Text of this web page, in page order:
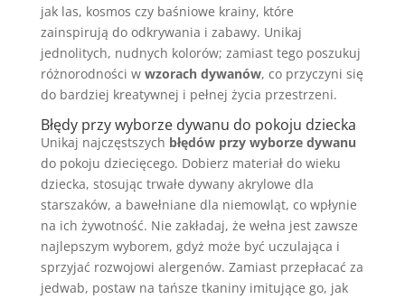
jak las, kosmos czy baśniowe krainy, które
zainspirują do odkrywania i zabawy. Unikaj
jednolitych, nudnych kolorów; zamiast tego poszukuj
różnorodności w wzorach dywanów, co przyczyni się
do bardziej kreatywnej i pełnej życia przestrzeni.
Błędy przy wyborze dywanu do pokoju dziecka
Unikaj najczęstszych błędów przy wyborze dywanu
do pokoju dziecięcego. Dobierz materiał do wieku
dziecka, stosując trwałe dywany akrylowe dla
starszaków, a bawełniane dla niemowląt, co wpłynie
na ich żywotność. Nie zakładaj, że wełna jest zawsze
najlepszym wyborem, gdyż może być uczulająca i
sprzyjać rozwojowi alergenów. Zamiast przepłacać za
jedwab, postaw na tańsze tkaniny imitujące go, jak